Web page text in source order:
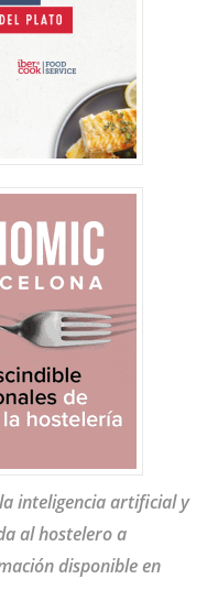
inteligencia artificial y
al hostelero a
disponible en